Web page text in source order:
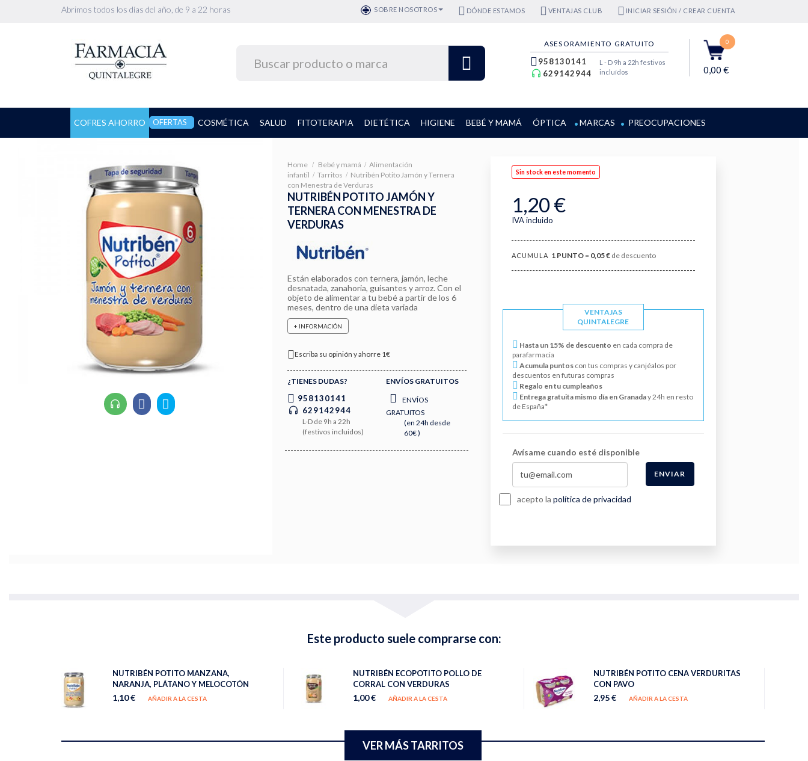
Abrimos todos los días del año, de 9 a 22 horas SOBRE NOSOTROS DÓNDE ESTAMOS VENTAJAS CLUB INICIAR SESIÓN / CREAR CUENTA
ASESORAMIENTO GRATUITO
958130141
629142944
L - D 9h a 22h festivos
incluídos
0
0,00 €
COFRES AHORRO OFERTAS COSMÉTICA SALUD FITOTERAPIA DIETÉTICA HIGIENE BEBÉ Y MAMÁ ÓPTICA MARCAS PREOCUPACIONES
Home Bebé y mamá
Alimentación
infantil
Tarritos
Nutribén Potito Jamón y Ternera
con Menestra de Verduras
NUTRIBÉN POTITO JAMÓN Y
TERNERA CON MENESTRA DE
VERDURAS
Están elaborados con ternera, jamón, leche
desnatada, zanahoria, guisantes y arroz. Con el
objeto de alimentar a tu bebé a partir de los 6
meses, dentro de una dieta variada
+ INFORMACIÓN
Escriba su opinión y ahorre 1€
¿TIENES DUDAS?
958130141
629142944
L-D de 9h a 22h
(festivos incluidos)
ENVÍOS GRATUITOS
ENVÍOS
GRATUITOS
(en 24h desde
60€ )
Sin stock en este momento
1,20 €
IVA incluido
ACUMULA 1 PUNTO= 0,05 €de descuento
VENTAJAS
QUINTALEGRE
Hasta un 15% de descuento en cada compra de
parafarmacia
Acumula puntoscon tus compras y canjéalos por
descuentos en futuras compras
Regalo en tu cumpleaños
Entrega gratuita mismo día en Granaday 24h en resto
de España*
Avísame cuando esté disponible
ENVIAR
acepto la política de privacidad
Este producto suele comprarse con:
NUTRIBÉN POTITO MANZANA,
NARANJA, PLÁTANO Y MELOCOTÓN
1,10 € AÑADIR A LA CESTA
NUTRIBÉN ECOPOTITO POLLO DE
CORRAL CON VERDURAS
1,00 € AÑADIR A LA CESTA
NUTRIBÉN POTITO CENA VERDURITAS
CON PAVO
2,95 € AÑADIR A LA CESTA
VER MÁS TARRITOS